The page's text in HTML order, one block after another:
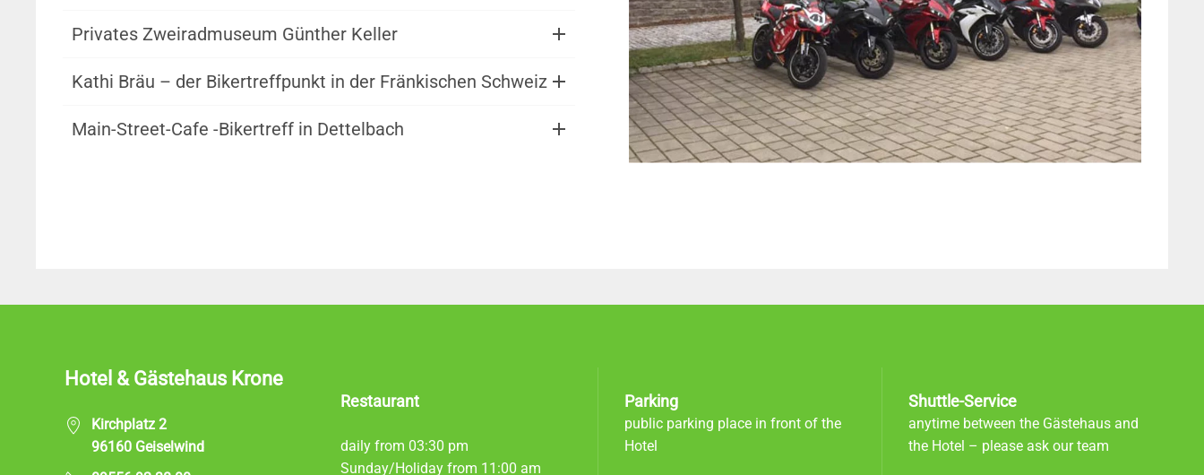
Privates Zweiradmuseum Günther Keller
Kathi Bräu – der Bikertreffpunkt in der Fränkischen Schweiz
Main-Street-Cafe -Bikertreff in Dettelbach
Hotel & Gästehaus Krone
Kirchplatz 2
96160 Geiselwind
Restaurant
daily from 03:30 pm
Sunday/Holiday from 11:00 am
Parking
public parking place in front of the
Hotel
Shuttle-Service
anytime between the Gästehaus and
the Hotel – please ask our team